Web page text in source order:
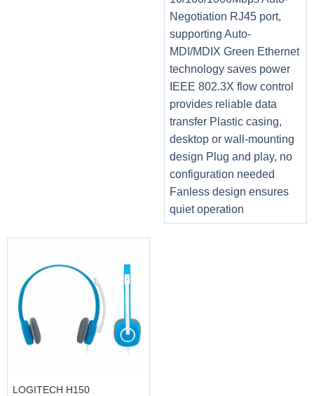
Negotiation RJ45 port,
supporting Auto-
MDI/MDIX Green Ethernet
technology saves power
IEEE 802.3X flow control
provides reliable data
transfer Plastic casing,
desktop or wall-mounting
design Plug and play, no
configuration needed
Fanless design ensures
quiet operation
LOGITECH H150